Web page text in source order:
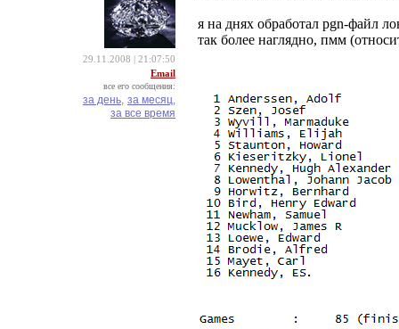
29.11.2008 | 21:07:50
Email
все его сообщения:
за день, за месяц,
за все время
я на днях обработал pgn-файл
так более наглядно, пмм